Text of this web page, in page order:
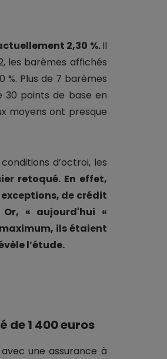
2,30 %.Il
les barèmes affichés
%. Plus de 7 barèmes
30 points de base en
moyens ont presque
d’octroi, les
retoqué. En effet,
de crédit
« aujourd'hui «
maximum, ils étaient
l’étude.
de 1 400 euros
une assurance à